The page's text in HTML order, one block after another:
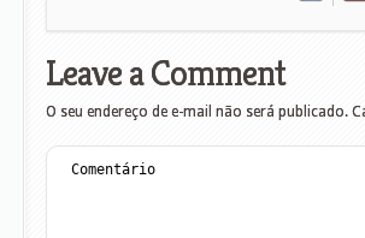
Leave a Comment
O seu endereço de e-mail não será publicado.